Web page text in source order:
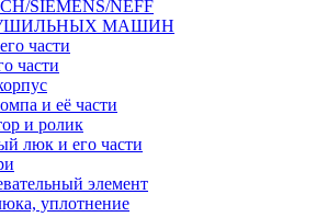
SIEMENS/NEFF
СУШИЛЬНЫХ МАШИН
части
части
и её части
и ролик
люк и его части
элемент
уплотнение